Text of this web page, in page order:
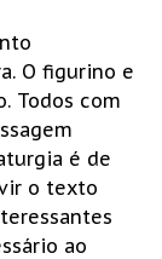
O figurino e
Todos com
é de
o texto
ao